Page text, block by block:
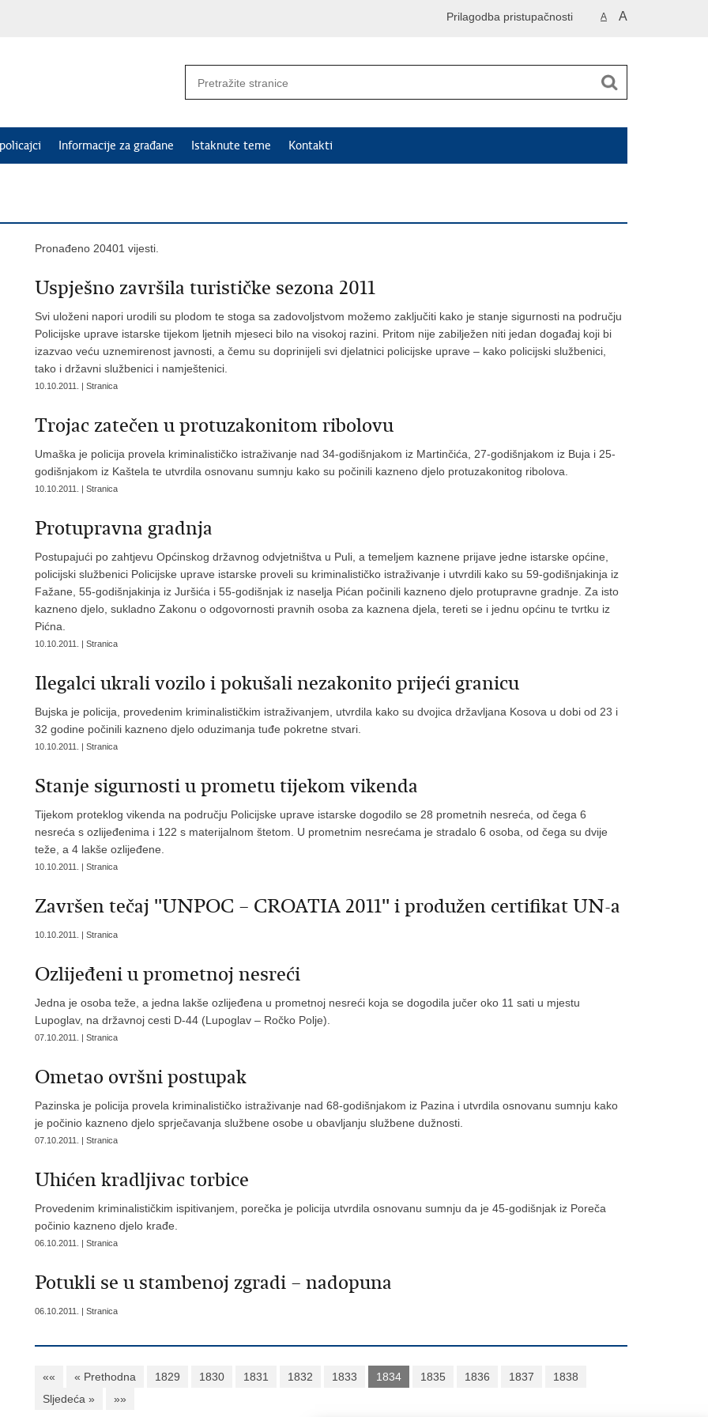
A A
Prilagodba pristupačnosti
Informacije za građane Istaknute teme Kontakti
Pronađeno 20401 vijesti.
Uspješno završila turističke sezona 2011
Svi uloženi napori urodili su plodom te stoga sa zadovoljstvom možemo zaključiti kako je stanje sigurnosti na području
Policijske uprave istarske tijekom ljetnih mjeseci bilo na visokoj razini. Pritom nije zabilježen niti jedan događaj koji bi
izazvao veću uznemirenost javnosti, a čemu su doprinijeli svi djelatnici policijske uprave – kako policijski službenici,
tako i državni službenici i namještenici.
10.10.2011. | Stranica
Trojac zatečen u protuzakonitom ribolovu
Umaška je policija provela kriminalističko istraživanje nad 34-godišnjakom iz Martinčića, 27-godišnjakom iz Buja i 25-
godišnjakom iz Kaštela te utvrdila osnovanu sumnju kako su počinili kazneno djelo protuzakonitog ribolova.
10.10.2011. | Stranica
Protupravna gradnja
Postupajući po zahtjevu Općinskog državnog odvjetništva u Puli, a temeljem kaznene prijave jedne istarske općine,
policijski službenici Policijske uprave istarske proveli su kriminalističko istraživanje i utvrdili kako su 59-godišnjakinja iz
Fažane, 55-godišnjakinja iz Juršića i 55-godišnjak iz naselja Pićan počinili kazneno djelo protupravne gradnje. Za isto
kazneno djelo, sukladno Zakonu o odgovornosti pravnih osoba za kaznena djela, tereti se i jednu općinu te tvrtku iz
Pićna.
10.10.2011. | Stranica
Ilegalci ukrali vozilo i pokušali nezakonito prijeći granicu
Bujska je policija, provedenim kriminalističkim istraživanjem, utvrdila kako su dvojica državljana Kosova u dobi od 23 i
32 godine počinili kazneno djelo oduzimanja tuđe pokretne stvari.
10.10.2011. | Stranica
Stanje sigurnosti u prometu tijekom vikenda
Tijekom proteklog vikenda na području Policijske uprave istarske dogodilo se 28 prometnih nesreća, od čega 6
nesreća s ozlijeđenima i 122 s materijalnom štetom. U prometnim nesrećama je stradalo 6 osoba, od čega su dvije
teže, a 4 lakše ozlijeđene.
10.10.2011. | Stranica
Završen tečaj ''UNPOC – CROATIA 2011'' i produžen certifikat UN-a
10.10.2011. | Stranica
Ozlijeđeni u prometnoj nesreći
Jedna je osoba teže, a jedna lakše ozlijeđena u prometnoj nesreći koja se dogodila jučer oko 11 sati u mjestu
Lupoglav, na državnoj cesti D-44 (Lupoglav – Ročko Polje).
07.10.2011. | Stranica
Ometao ovršni postupak
Pazinska je policija provela kriminalističko istraživanje nad 68-godišnjakom iz Pazina i utvrdila osnovanu sumnju kako
je počinio kazneno djelo sprječavanja službene osobe u obavljanju službene dužnosti.
07.10.2011. | Stranica
Uhićen kradljivac torbice
Provedenim kriminalističkim ispitivanjem, porečka je policija utvrdila osnovanu sumnju da je 45-godišnjak iz Poreča
počinio kazneno djelo krađe.
06.10.2011. | Stranica
Potukli se u stambenoj zgradi – nadopuna
06.10.2011. | Stranica
«« « Prethodna 1829 1830 1831 1832 1833 1834 1835 1836 1837
1838
Sljedeća »
»»